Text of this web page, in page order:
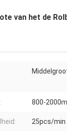
van het de
800-
25pcs/min